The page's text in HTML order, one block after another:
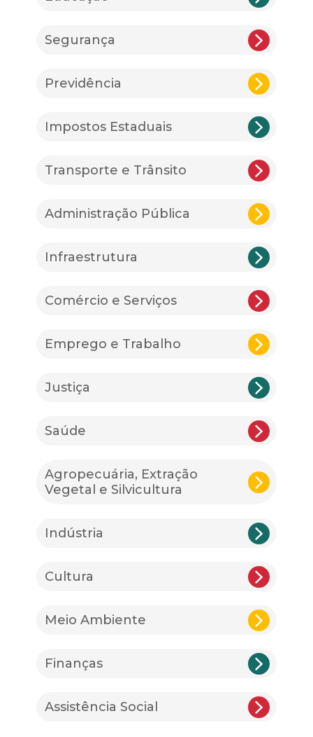
Segurança
Previdência
Impostos Estaduais
Transporte e Trânsito
Administração Pública
Infraestrutura
Comércio e Serviços
Emprego e Trabalho
Justiça
Saúde
Agropecuária, Extração
Vegetal e Silvicultura
Indústria
Cultura
Meio Ambiente
Finanças
Assistência Social